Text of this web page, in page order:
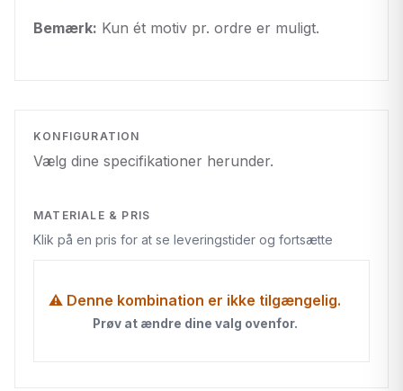
Bemærk: Kun ét motiv pr. ordre er muligt.
KONFIGURATION
Vælg dine specifikationer herunder.
MATERIALE & PRIS
Klik på en pris for at se leveringstider og fortsætte
⚠ Denne kombination er ikke tilgængelig.
Prøv at ændre dine valg ovenfor.